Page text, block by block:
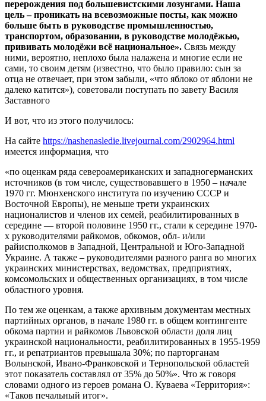
перерождения под большевистскими лозунгами. Наша
цель – проникать на всевозможные посты, как можно
больше быть в руководстве промышленностью,
транспортом, образовании, в руководстве молодёжью,
прививать молодёжи всё национальное». Связь между
ними, вероятно, неплохо была налажена и многие если не
сами, то своим детям (известно, что было правило: сын за
отца не отвечает, при этом забыли, «что яблоко от яблони не
далеко катится»), советовали поступать по завету Василя
Заставного
И вот, что из этого получилось:
На сайте https://nashenasledie.livejournal.com/2902964.html
имеется информация, что
«по оценкам ряда североамериканских и западногерманских
источников (в том числе, существовавшего в 1950 – начале
1970 гг. Мюнхенского института по изучению СССР и
Восточной Европы), не меньше трети украинских
националистов и членов их семей, реабилитированных в
середине — второй половине 1950 гг., стали к середине 1970-
х руководителями райкомов, обкомов, обл- и/или
райисполкомов в Западной, Центральной и Юго-Западной
Украине. А также – руководителями разного ранга во многих
украинских министерствах, ведомствах, предприятиях,
комсомольских и общественных организациях, в том числе
областного уровня.
По тем же оценкам, а также архивным документам местных
партийных органов, в начале 1980 гг. в общем контингенте
обкома партии и райкомов Львовской области доля лиц
украинской национальности, реабилитированных в 1955-1959
гг., и репатриантов превышала 30%; по парторганам
Волынской, Ивано-Франковской и Тернопольской областей
этот показатель составлял от 35% до 50%». Что ж говоря
словами одного из героев романа О. Куваева «Территория»:
«Таков печальный итог».